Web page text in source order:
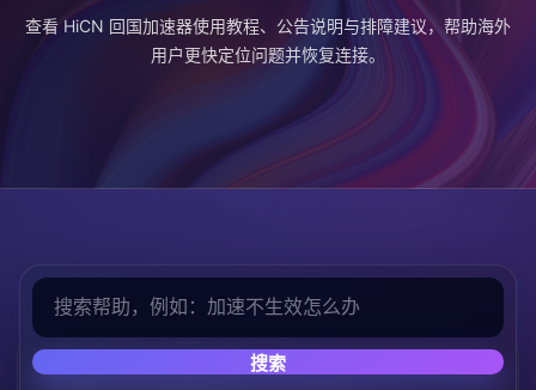
查看 HiCN 回国加速器使用教程、公告说明与排障建议，帮助海外
用户更快定位问题并恢复连接。
搜索
首页 帮助中心 常见问题